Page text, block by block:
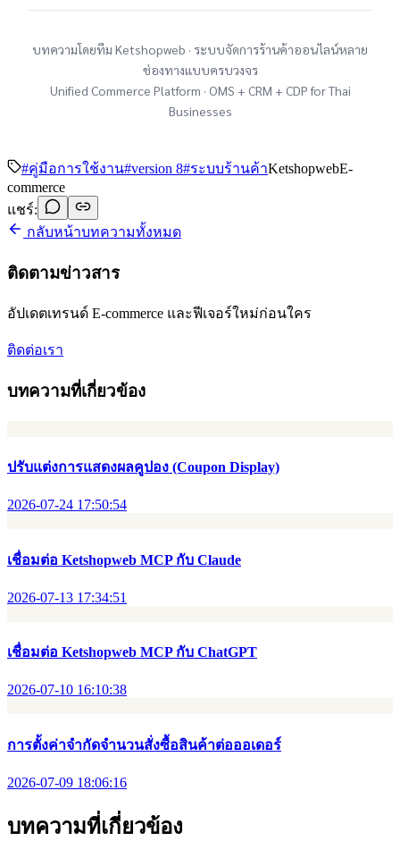
บทความโดยทีม Ketshopweb · ระบบจัดการร้านค้าออนไลน์หลาย
ช่องทางแบบครบวงจร
Unified Commerce Platform · OMS + CRM + CDP for Thai
Businesses
#คู่มือการใช้งาน#version 8#ระบบร้านค้าKetshopwebE-
commerce
แชร์:
กลับหน้าบทความทั้งหมด
ติดตามข่าวสาร
อัปเดตเทรนด์ E-commerce และฟีเจอร์ใหม่ก่อนใคร
ติดต่อเรา
บทความที่เกี่ยวข้อง
ปรับแต่งการแสดงผลคูปอง (Coupon Display)
2026-07-24 17:50:54
เชื่อมต่อ Ketshopweb MCP กับ Claude
2026-07-13 17:34:51
เชื่อมต่อ Ketshopweb MCP กับ ChatGPT
2026-07-10 16:10:38
การตั้งค่าจำกัดจำนวนสั่งซื้อสินค้าต่อออเดอร์
2026-07-09 18:06:16
บทความที่เกี่ยวข้อง